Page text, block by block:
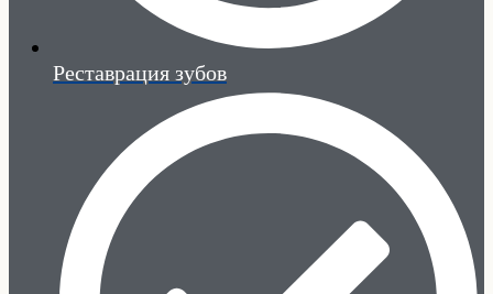
Реставрация зубов